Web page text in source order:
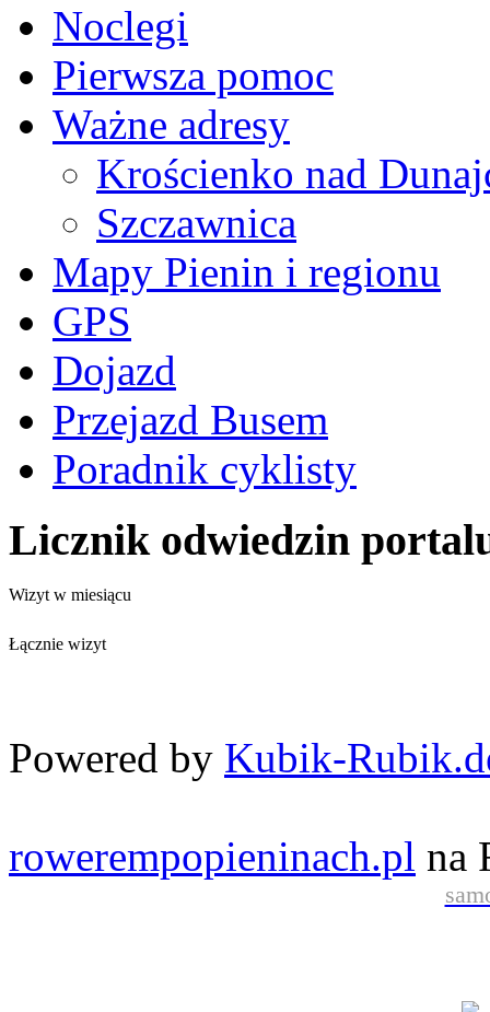
Noclegi
Pierwsza pomoc
Ważne adresy
Krościenko nad
Szczawnica
Mapy Pienin i regionu
GPS
Dojazd
Przejazd Busem
Poradnik cyklisty
Licznik odwiedzin
Wizyt w miesiącu
Łącznie wizyt
Powered by Kubik-
rowerempopieninach.pl na